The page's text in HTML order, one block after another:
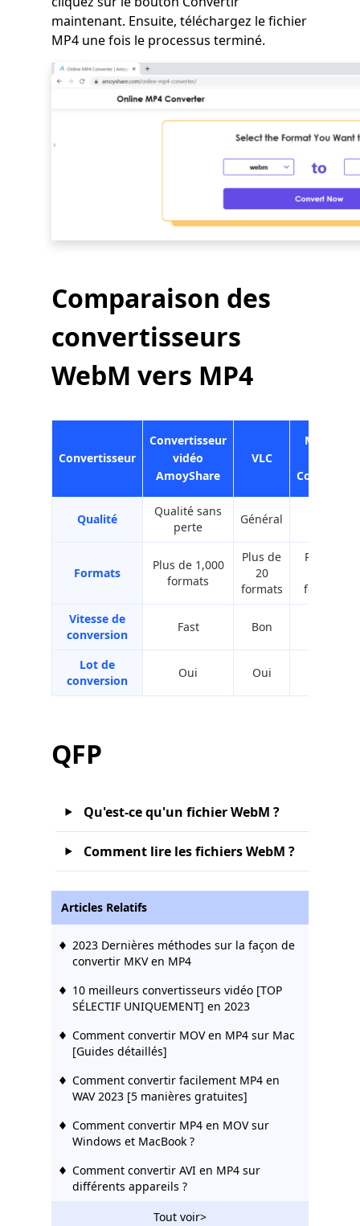
maintenant. Ensuite, téléchargez le fichier
MP4 une fois le processus terminé.
Comparaison des
convertisseurs
WebM vers MP4
Convertisseur
Convertisseur
vidéo
AmoyShare
VLC
Movavi
Converter
Qualité
Qualité sans
perte
Général
Formats
Plus de 1,000
formats
Plus de
20
formats
Plus de
formats
Vitesse de
conversion
Fast Bon
Lot de
conversion
Oui Oui
QFP
Qu'est-ce qu'un fichier WebM ?
Comment lire les fichiers WebM ?
Articles Relatifs
2023 Dernières méthodes sur la façon de
convertir MKV en MP4
10 meilleurs convertisseurs vidéo [TOP
SÉLECTIF UNIQUEMENT] en 2023
Comment convertir MOV en MP4 sur Mac
[Guides détaillés]
Comment convertir facilement MP4 en
WAV 2023 [5 manières gratuites]
Comment convertir MP4 en MOV sur
Windows et MacBook ?
Comment convertir AVI en MP4 sur
différents appareils ?
5 meilleures façons de compresser MP4
Tout voir>